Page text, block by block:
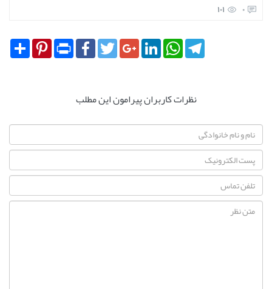
0
101
Share
Pinterest Print
FacebookTwitterGoogle+LinkedIn
WhatsAppTelegram
نظرات کاربران پیرامون این مطلب